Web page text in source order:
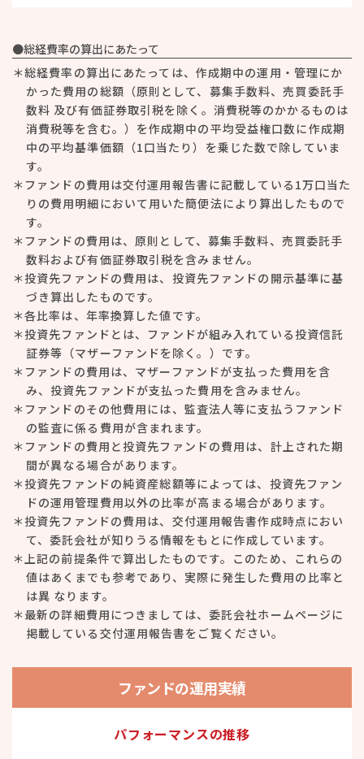
●総経費率の算出にあたって
＊総経費率の算出にあたっては、作成期中の運用・管理にか
かった費用の総額（原則として、募集手数料、売買委託手
数料 及び有価証券取引税を除く。消費税等のかかるものは
消費税等を含む。）を作成期中の平均受益権口数に作成期
中の平均基準価額（1口当たり）を乗じた数で除していま
す。
＊ファンドの費用は交付運用報告書に記載している1万口当た
りの費用明細において用いた簡便法により算出したもので
す。
＊ファンドの費用は、原則として、募集手数料、売買委託手
数料および有価証券取引税を含みません。
＊投資先ファンドの費用は、投資先ファンドの開示基準に基
づき算出したものです。
＊各比率は、年率換算した値です。
＊投資先ファンドとは、ファンドが組み入れている投資信託
証券等（マザーファンドを除く。）です。
＊ファンドの費用は、マザーファンドが支払った費用を含
み、投資先ファンドが支払った費用を含みません。
＊ファンドのその他費用には、監査法人等に支払うファンド
の監査に係る費用が含まれます。
＊ファンドの費用と投資先ファンドの費用は、計上された期
間が異なる場合があります。
＊投資先ファンドの純資産総額等によっては、投資先ファン
ドの運用管理費用以外の比率が高まる場合があります。
＊投資先ファンドの費用は、交付運用報告書作成時点におい
て、委託会社が知りうる情報をもとに作成しています。
＊上記の前提条件で算出したものです。このため、これらの
値はあくまでも参考であり、実際に発生した費用の比率と
は異 なります。
＊最新の詳細費用につきましては、委託会社ホームページに
掲載している交付運用報告書をご覧ください。
ファンドの運用実績
パフォーマンスの推移